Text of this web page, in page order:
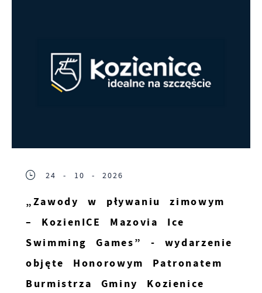
24 - 10 - 2026
„Zawody w pływaniu zimowym
– KozienICE Mazovia Ice
Swimming Games” - wydarzenie
objęte Honorowym Patronatem
Burmistrza Gminy Kozienice